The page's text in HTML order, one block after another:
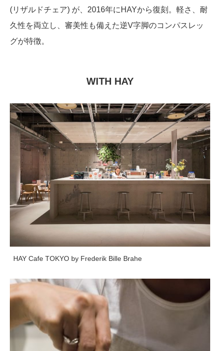
(リザルドチェア) が、2016年にHAYから復刻。軽さ、耐
久性を両立し、審美性も備えた逆V字脚のコンパスレッ
グが特徴。
WITH HAY
HAY Cafe TOKYO by Frederik Bille Brahe